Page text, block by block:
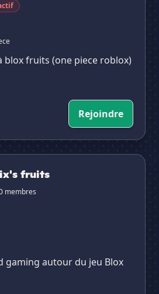
blox fruits (one piece roblox)
Rejoindre
fruits
membres
gaming autour du jeu Blox